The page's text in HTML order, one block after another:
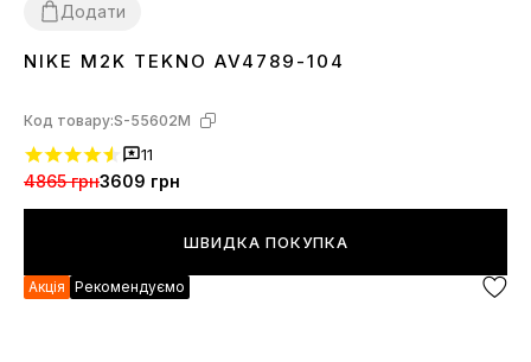
Додати
4045
NIKE M2K TEKNO AV4789-104
Код товару:S-55602M
11
4865 грн3609 грн
ШВИДКА ПОКУПКА
Акція Рекомендуємо